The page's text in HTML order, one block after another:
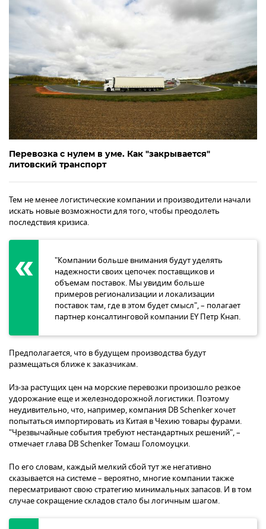
Перевозка с нулем в уме. Как "закрывается"
литовский транспорт
Тем не менее логистические компании и производители начали
искать новые возможности для того, чтобы преодолеть
последствия кризиса.
"Компании больше внимания будут уделять
надежности своих цепочек поставщиков и
объемам поставок. Мы увидим больше
примеров регионализации и локализации
поставок там, где в этом будет смысл", – полагает
партнер консалтинговой компании EY Петр Кнап.
Предполагается, что в будущем производства будут
размещаться ближе к заказчикам.
Из-за растущих цен на морские перевозки произошло резкое
удорожание еще и железнодорожной логистики. Поэтому
неудивительно, что, например, компания DB Schenker хочет
попытаться импортировать из Китая в Чехию товары фурами.
"Чрезвычайные события требуют нестандартных решений", –
отмечает глава DB Schenker Томаш Голомоуцки.
По его словам, каждый мелкий сбой тут же негативно
сказывается на системе – вероятно, многие компании также
пересматривают свою стратегию минимальных запасов. И в том
случае сокращение складов стало бы логичным шагом.